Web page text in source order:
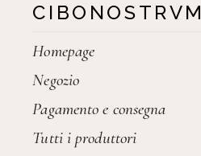
CIBONOSTRVM
Homepage
Negozio
Pagamento e consegna
Tutti i produttori